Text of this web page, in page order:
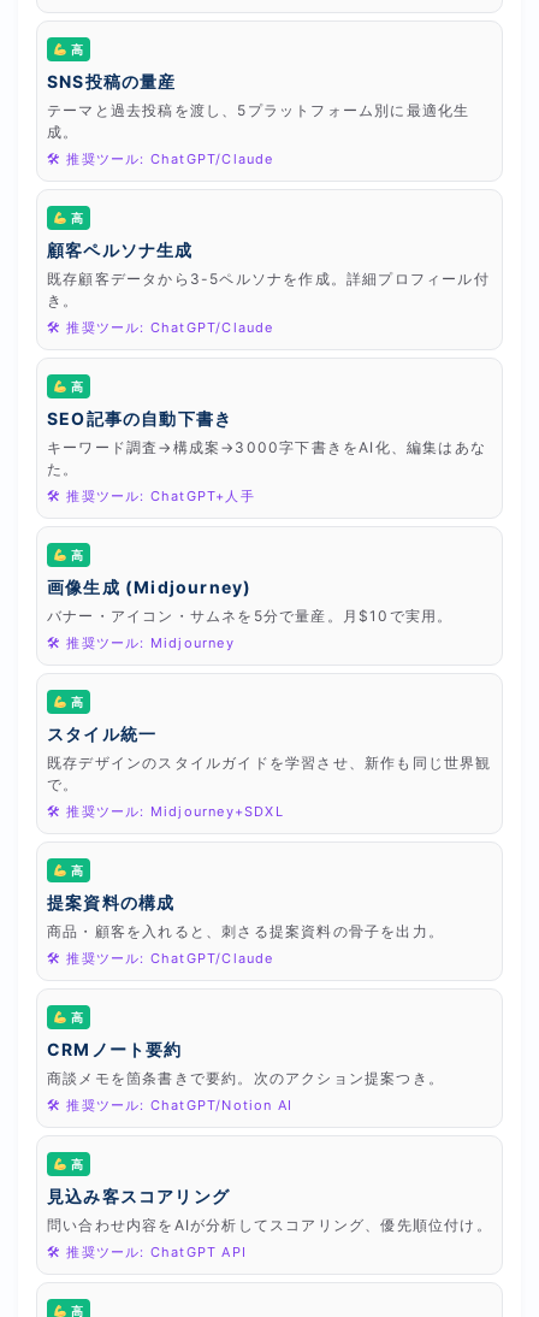
高
SNS投稿の量産
テーマと過去投稿を渡し、5プラットフォーム別に最適化生
成。
🛠 推奨ツール: ChatGPT/Claude
高
顧客ペルソナ生成
既存顧客データから3-5ペルソナを作成。詳細プロフィール付
き。
🛠 推奨ツール: ChatGPT/Claude
高
SEO記事の自動下書き
キーワード調査→構成案→3000字下書きをAI化、編集はあな
た。
🛠 推奨ツール: ChatGPT+人手
高
画像生成 (Midjourney)
バナー・アイコン・サムネを5分で量産。月$10で実用。
🛠 推奨ツール: Midjourney
高
スタイル統一
既存デザインのスタイルガイドを学習させ、新作も同じ世界観
で。
🛠 推奨ツール: Midjourney+SDXL
高
提案資料の構成
商品・顧客を入れると、刺さる提案資料の骨子を出力。
🛠 推奨ツール: ChatGPT/Claude
高
CRMノート要約
商談メモを箇条書きで要約。次のアクション提案つき。
🛠 推奨ツール: ChatGPT/Notion AI
高
見込み客スコアリング
問い合わせ内容をAIが分析してスコアリング、優先順位付け。
🛠 推奨ツール: ChatGPT API
高